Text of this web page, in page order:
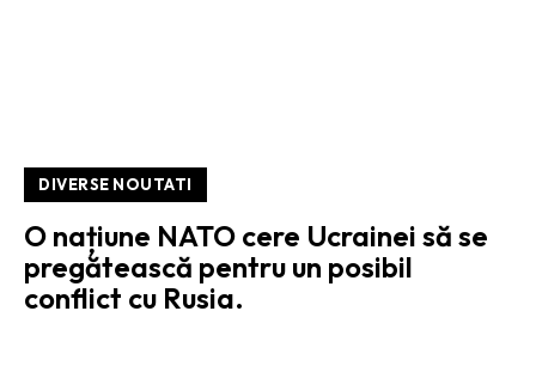
DIVERSE NOUTATI
O națiune NATO cere Ucrainei să se
pregătească pentru un posibil
conflict cu Rusia.